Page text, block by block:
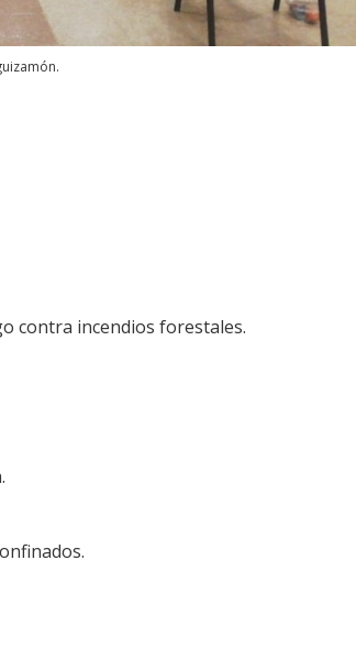
contra incendios forestales.